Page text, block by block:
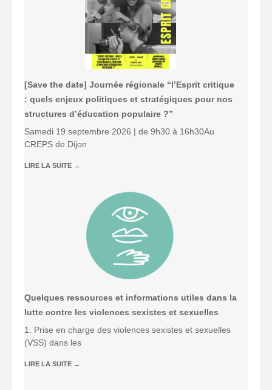
[Save the date] Journée régionale “l’Esprit critique
: quels enjeux politiques et stratégiques pour nos
structures d’éducation populaire ?”
Samedi 19 septembre 2026 | de 9h30 à 16h30Au
CREPS de Dijon
LIRE LA SUITE →
Quelques ressources et informations utiles dans la
lutte contre les violences sexistes et sexuelles
1. Prise en charge des violences sexistes et sexuelles
(VSS) dans les
LIRE LA SUITE →